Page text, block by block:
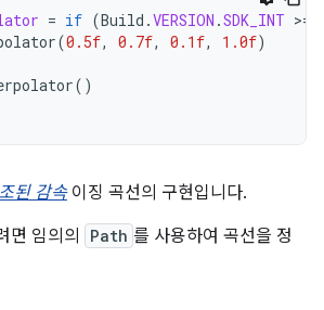
= if (Build .VERSION .SDK_INT >=
(0.5f, 0.7f, 0.1f, 1.0f)
()
된 감속이징 곡선의 구현입니다.
면 임의의
Path 를 사용하여 곡선을 정